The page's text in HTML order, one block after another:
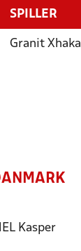
SPILLER
Granit Xhaka
Kasper